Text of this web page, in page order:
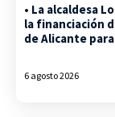
• La alcaldesa
la financiación
de Alicante
6 agosto 2026